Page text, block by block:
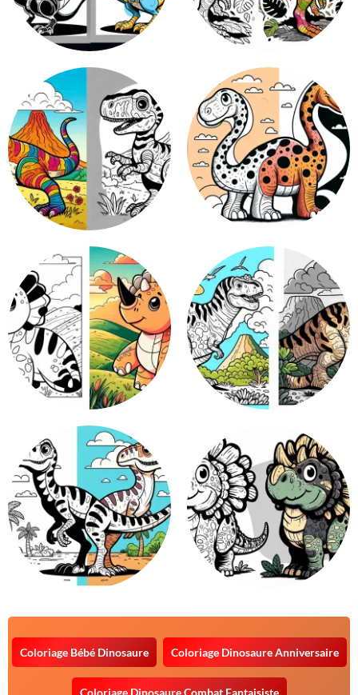
Coloriage Bébé Dinosaure Coloriage Dinosaure Anniversaire
Coloriage Dinosaure Combat Fantaisiste